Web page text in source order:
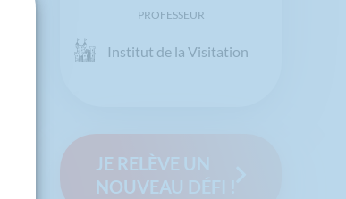
PROFESSEUR
Institut de la Visitation
JE RELÈVE UN
NOUVEAU DÉFI !